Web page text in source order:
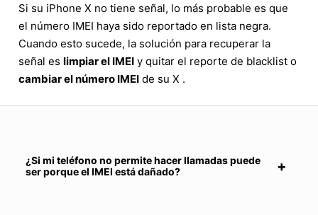
Si su iPhone X no tiene señal, lo más probable es que
el número IMEI haya sido reportado en lista negra.
Cuando esto sucede, la solución para recuperar la
señal es limpiar el IMEI y quitar el reporte de blacklist o
cambiar el número IMEI de su X .
¿Si mi teléfono no permite hacer llamadas puede
ser porque el IMEI está dañado?